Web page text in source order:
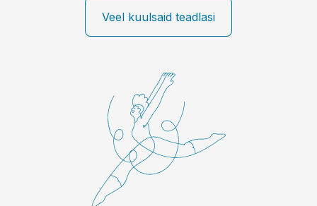
Veel kuulsaid teadlasi